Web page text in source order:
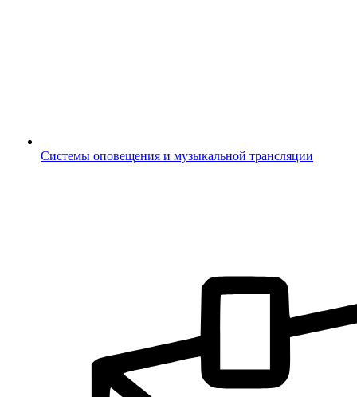
Системы оповещения и музыкальной трансляции